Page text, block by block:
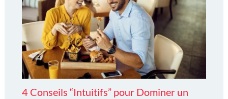
4 Conseils “Intuitifs” pour Dominer un